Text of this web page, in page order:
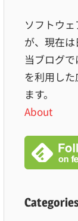
ソフトウ
が、現在は
当ブログ
を利用し
ます。
About